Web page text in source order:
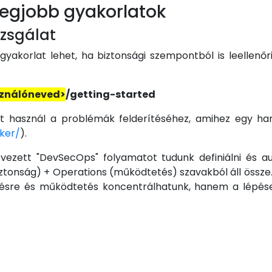
gyakorlatok
lehet, ha biztonsági szempontból is
/getting-started
a problémák felderítéséhez, amihez egy
).
"DevSecOps" folyamatot tudunk definiálni és
+ Operations (működtetés) szavakból áll
és működtetés koncentrálhatunk, hanem a